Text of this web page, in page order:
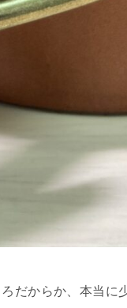
だからか、本当に